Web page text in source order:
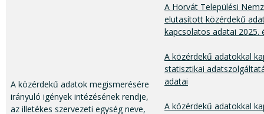
A közérdekű adatok megismerésére
irányuló igények intézésének rendje,
az illetékes szervezeti egység neve,
A Horvát Települési
elutasított közérdekű
kapcsolatos adatai 2025.
A közérdekű adatokkal
statisztikai
adatai
A közérdekű adatokkal